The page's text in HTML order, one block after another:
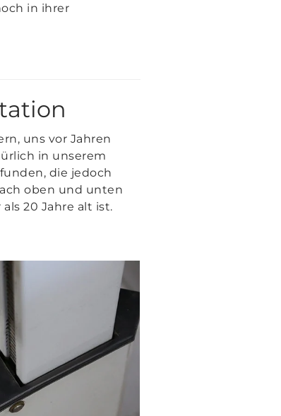
in ihrer
uns vor Jahren
in unserem
die jedoch
oben und unten
20 Jahre alt ist.